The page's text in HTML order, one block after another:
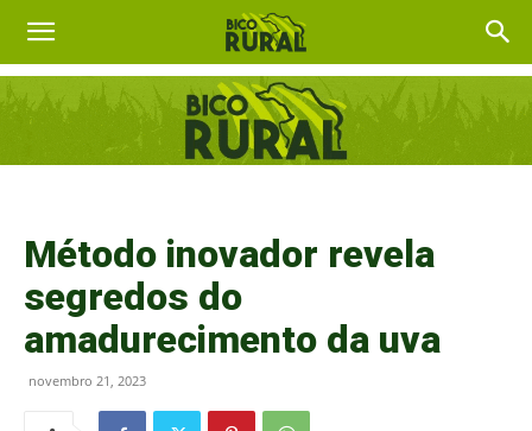
Método inovador revela
segredos do
amadurecimento da uva
novembro 21, 2023